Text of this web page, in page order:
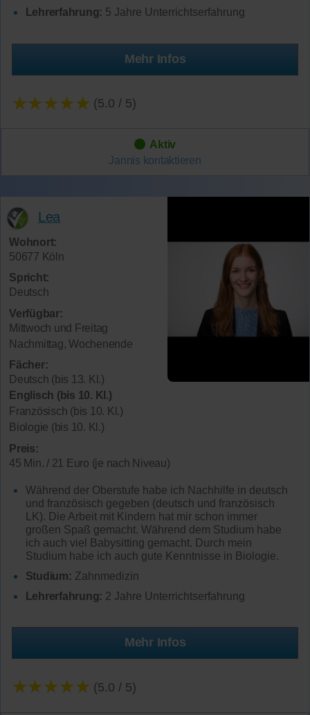
Lehrerfahrung: 5 Jahre Unterrichtserfahrung
Mehr Infos
★★★★★ (5.0 / 5)
Aktiv
Jannis kontaktieren
Lea
Wohnort:
50677 Köln
Spricht:
Deutsch
Verfügbar:
Mittwoch und Freitag
Nachmittag, Wochenende
Fächer:
Deutsch (bis 13. Kl.)
Englisch (bis 10. Kl.)
Französisch (bis 10. Kl.)
Biologie (bis 10. Kl.)
Preis:
45 Min. / 21 Euro (je nach Niveau)
Während der Oberstufe habe ich Nachhilfe in deutsch
und französisch gegeben (deutsch und französisch
LK). Die Arbeit mit Kindern hat mir schon immer
großen Spaß gemacht. Während dem Studium habe
ich auch viel Babysitting gemacht. Durch mein
Studium habe ich auch gute Kenntnisse in Biologie.
Studium: Zahnmedizin
Lehrerfahrung: 2 Jahre Unterrichtserfahrung
Mehr Infos
★★★★★ (5.0 / 5)